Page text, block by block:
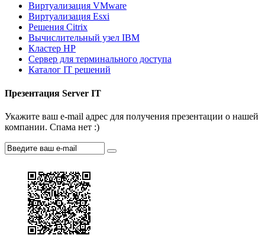
Виртуализация VMware
Виртуализация Esxi
Решения Citrix
Вычислительный узел IBM
Кластер HP
Сервер для терминального доступа
Каталог IT решений
Презентация Server IT
Укажите ваш e-mail адрес для получения презентации о нашей
компании. Спама нет :)